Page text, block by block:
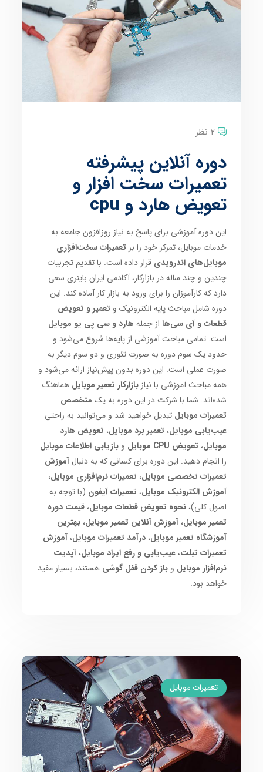
2 نظر
دوره آنلاین پیشرفته
تعمیرات سخت افزار و
تعویض هارد و cpu
این دوره آموزشی برای پاسخ به نیاز روزافزون جامعه به
خدمات موبایل، تمرکز خود را بر تعمیرات سخت‌افزاری
موبایل‌های اندرویدی قرار داده است. با تقدیم تجربیات
چندین و چند ساله در بازارکار، آکادمی ایران باینری سعی
دارد که کارآموزان را برای ورود به بازار کار آماده کند. این
دوره شامل مباحث پایه الکترونیک و تعمیر و تعویض
قطعات و آی سی‌ها از جمله هارد و سی پی یو موبایل
است. تمامی مباحث آموزشی از پایه‌ها شروع می‌شود و
حدود یک سوم دوره به صورت تئوری و دو سوم دیگر به
صورت عملی است. این دوره بدون پیش‌نیاز ارائه می‌شود و
همه مباحث آموزشی با نیازبازارکار تعمیر موبایل هماهنگ
شده‌اند. شما با شرکت در این دوره به یک متخصص
تعمیرات موبایل تبدیل خواهید شد و می‌توانید به راحتی
عیب‌یابی موبایل، تعمیر برد موبایل، تعویض هارد
موبایل، تعویض CPU موبایل وبازیابی اطلاعات موبایل
را انجام دهید. این دوره برای کسانی که به دنبالآموزش
تعمیرات تخصصی موبایل، تعمیرات نرم‌افزاری موبایل،
آموزش الکترونیک موبایل، تعمیرات آیفون (با توجه به
اصول کلی)،نحوه تعویض قطعات موبایل،قیمت دوره
تعمیر موبایل،آموزش آنلاین تعمیر موبایل،بهترین
آموزشگاه تعمیر موبایل،درآمد تعمیرات موبایل،آموزش
تعمیرات تبلت،عیب‌یابی و رفع ایراد موبایل،آپدیت
نرم‌افزار موبایل وباز کردن قفل گوشی هستند، بسیار مفید
خواهد بود.
تعمیرات موبایل